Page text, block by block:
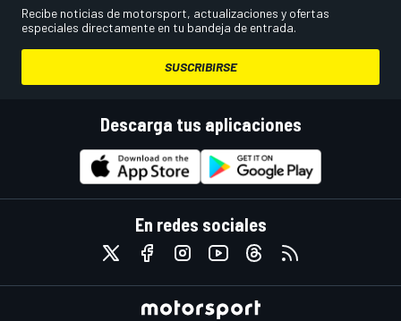
Recibe noticias de motorsport, actualizaciones y ofertas
especiales directamente en tu bandeja de entrada.
SUSCRIBIRSE
Descarga tus aplicaciones
En redes sociales